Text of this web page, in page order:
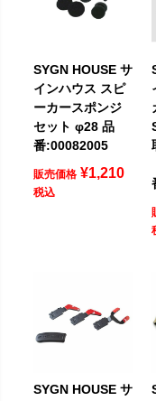
SYGN HOUSE サ
インハウス スピ
ーカースポンジ
セット φ28 品
番:00082005
販売価格 ¥1,210
税込
SYGN HOUSE サ